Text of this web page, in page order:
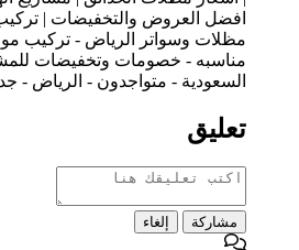
افضل العروض والتخفيضات |
مظلات وسواتر الرياض - تركيب
مناسبه - خصومات وتخفيضات
السعودية - متواجدون - الرياض -
تعليق
مشاركة إلغاء